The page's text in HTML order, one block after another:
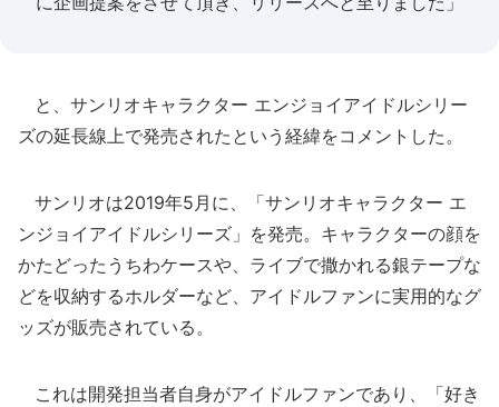
と、サンリオキャラクター エンジョイアイドルシリー
ズの延長線上で発売されたという経緯をコメントした。
サンリオは2019年5月に、「サンリオキャラクター エ
ンジョイアイドルシリーズ」を発売。キャラクターの顔を
かたどったうちわケースや、ライブで撒かれる銀テープな
どを収納するホルダーなど、アイドルファンに実用的なグ
ッズが販売されている。
これは開発担当者自身がアイドルファンであり、「好き